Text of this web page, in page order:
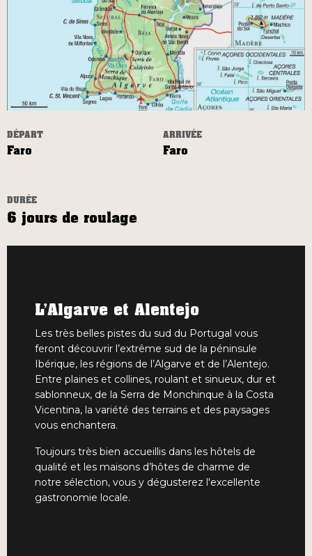
DÉPART
Faro
ARRIVÉE
Faro
DURÉE
6 jours de roulage
L’Algarve et Alentejo
Les très belles pistes du sud du Portugal vous
feront découvrir l’extrême sud de la péninsule
Ibérique, les régions de l’Algarve et de l’Alentejo.
Entre plaines et collines, roulant et sinueux, dur et
sablonneux, de la Serra de Monchinque à la Costa
Vicentina, la variété des terrains et des paysages
vous enchantera.
Toujours très bien accueillis dans les hôtels de
qualité et les maisons d’hôtes de charme de
notre sélection, vous y dégusterez l'excellente
gastronomie locale.